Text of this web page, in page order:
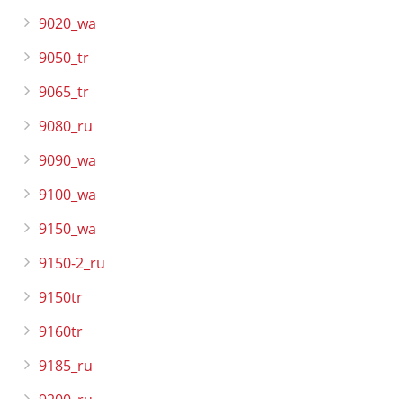
9020_wa
9050_tr
9065_tr
9080_ru
9090_wa
9100_wa
9150_wa
9150-2_ru
9150tr
9160tr
9185_ru